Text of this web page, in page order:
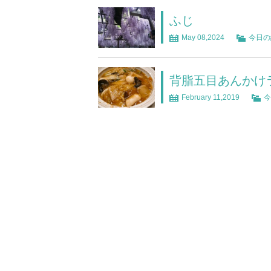
ふじ
May 08,2024 今日
背脂五目あんかけ
February 11,2019